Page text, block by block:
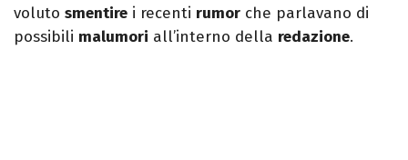
voluto smentire i recenti rumor che parlavano di
possibili malumori all’interno della redazione.